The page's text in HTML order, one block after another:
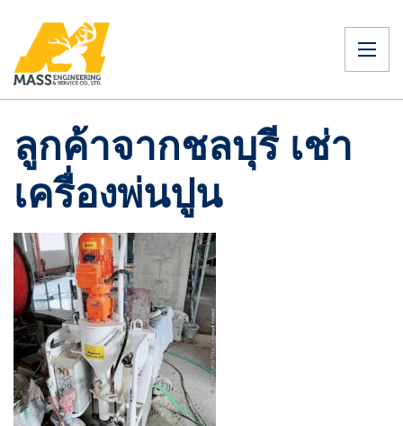
ลูกค้าจากชลบุรี เช่า
เครื่องพ่นปูน